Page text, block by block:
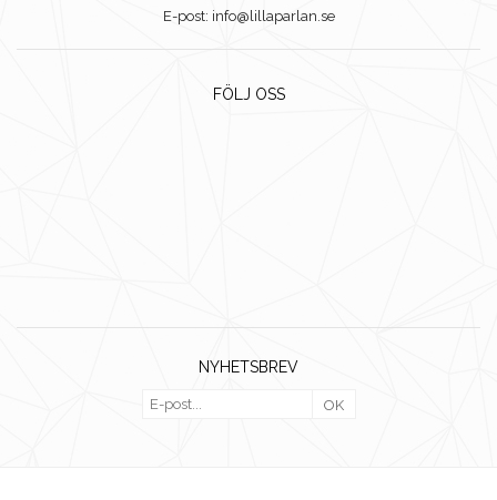
E-post: info@lillaparlan.se
FÖLJ OSS
NYHETSBREV
OK